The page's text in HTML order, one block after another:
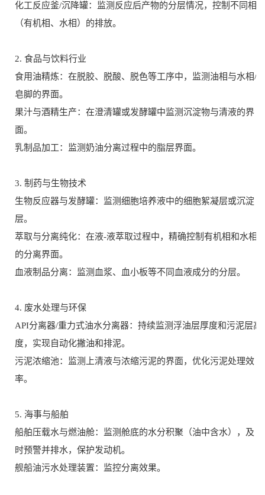
化工反应釜/沉降罐：监测反应后产物的分层情况，控制不同相
（有机相、水相）的排放。
2. 食品与饮料行业
食用油精炼：在脱胶、脱酸、脱色等工序中，监测油相与水相/
皂脚的界面。
果汁与酒精生产：在澄清罐或发酵罐中监测沉淀物与清液的界
面。
乳制品加工：监测奶油分离过程中的脂层界面。
3. 制药与生物技术
生物反应器与发酵罐：监测细胞培养液中的细胞絮凝层或沉淀
层。
萃取与分离纯化：在液-液萃取过程中，精确控制有机相和水相
的分离界面。
血液制品分离：监测血浆、血小板等不同血液成分的分层。
4. 废水处理与环保
API分离器/重力式油水分离器：持续监测浮油层厚度和污泥层高
度，实现自动化撇油和排泥。
污泥浓缩池：监测上清液与浓缩污泥的界面，优化污泥处理效
率。
5. 海事与船舶
船舶压载水与燃油舱：监测舱底的水分积聚（油中含水），及
时预警并排水，保护发动机。
舰船油污水处理装置：监控分离效果。